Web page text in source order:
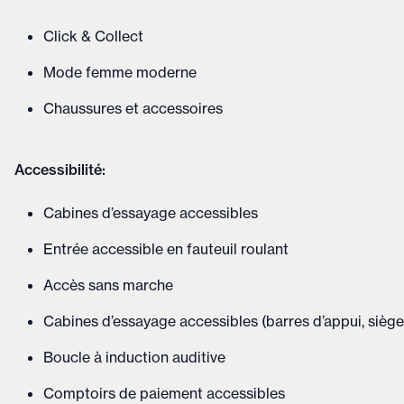
Click & Collect
Mode femme moderne
Chaussures et accessoires
Accessibilité:
Cabines d’essayage accessibles
Entrée accessible en fauteuil roulant
Accès sans marche
Cabines d’essayage accessibles (barres d’appui,
Boucle à induction auditive
Comptoirs de paiement accessibles